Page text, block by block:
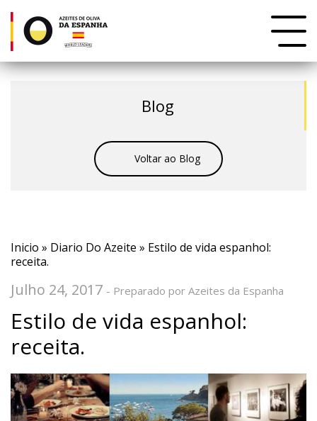
Blog
Voltar ao Blog
Inicio » Diario Do Azeite » Estilo de vida espanhol:
receita.
Julho 24, 2017 - Preparado por Azeites da Espanha
Estilo de vida espanhol:
receita.